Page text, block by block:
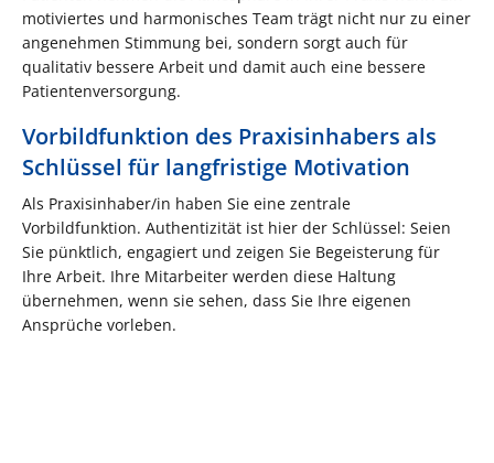
motiviertes und harmonisches Team trägt nicht nur zu einer
angenehmen Stimmung bei, sondern sorgt auch für
qualitativ bessere Arbeit und damit auch eine bessere
Patientenversorgung.
Vorbildfunktion des Praxisinhabers als
Schlüssel für langfristige Motivation
Als Praxisinhaber/in haben Sie eine zentrale
Vorbildfunktion. Authentizität ist hier der Schlüssel: Seien
Sie pünktlich, engagiert und zeigen Sie Begeisterung für
Ihre Arbeit. Ihre Mitarbeiter werden diese Haltung
übernehmen, wenn sie sehen, dass Sie Ihre eigenen
Ansprüche vorleben.